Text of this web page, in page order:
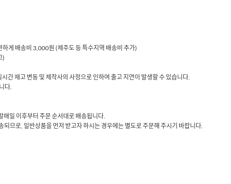
게 배송비 3,000원 (제주도 등 특수지역 배송비 추가)
)
간 재고 변동 및 제작사의 사정으로 인하여 출고 지연이 발생할 수 있습니다.
다.
일 이후부터 주문 순서대로 배송됩니다.
므로, 일반상품을 먼저 받고자 하시는 경우에는 별도로 주문해 주시기 바랍니다.